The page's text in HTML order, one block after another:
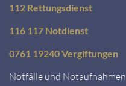
112 Rettungsdienst
116 117 Notdienst
0761 19240 Vergiftungen
Notfälle und Notaufnahmen